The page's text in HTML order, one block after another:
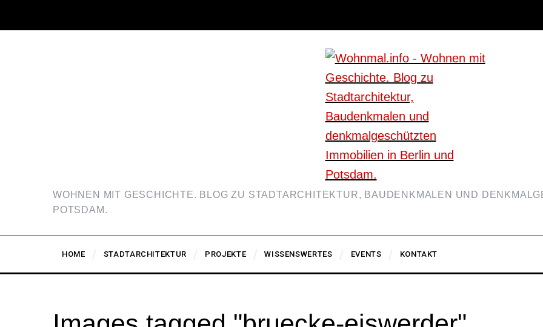
WOHNEN MIT GESCHICHTE. BLOG ZU STADTARCHITEKTUR, BAUDENKMALEN UND
POTSDAM.
HOME STADTARCHITEKTUR PROJEKTE WISSENSWERTES EVENTS KONTAKT